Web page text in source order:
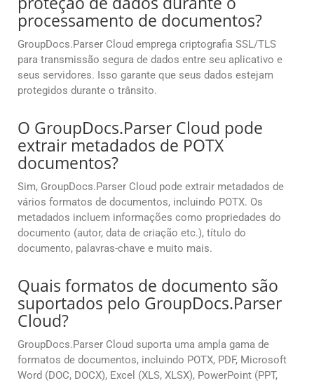
processamento de documentos?
GroupDocs.Parser Cloud emprega criptografia SSL/TLS
para transmissão segura de dados entre seu aplicativo e
seus servidores. Isso garante que seus dados estejam
protegidos durante o trânsito.
O GroupDocs.Parser Cloud pode
extrair metadados de POTX
documentos?
Sim, GroupDocs.Parser Cloud pode extrair metadados de
vários formatos de documentos, incluindo POTX. Os
metadados incluem informações como propriedades do
documento (autor, data de criação etc.), título do
documento, palavras-chave e muito mais.
Quais formatos de documento são
suportados pelo GroupDocs.Parser
Cloud?
GroupDocs.Parser Cloud suporta uma ampla gama de
formatos de documentos, incluindo POTX, PDF, Microsoft
Word (DOC, DOCX), Excel (XLS, XLSX), PowerPoint (PPT,